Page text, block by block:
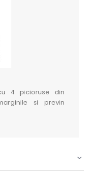
4 picioruse din
si previn